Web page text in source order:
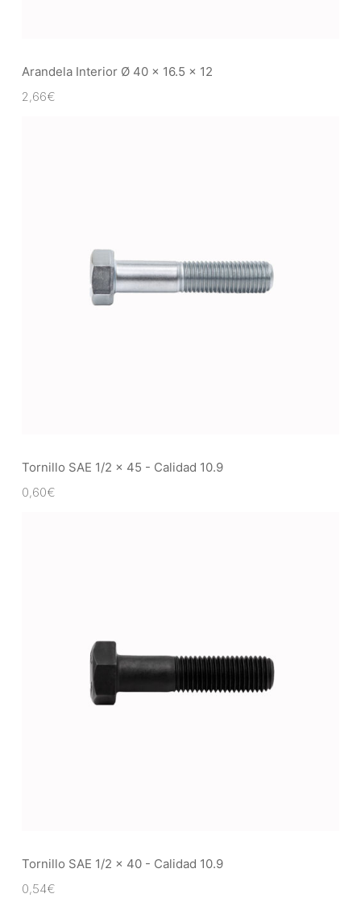
Arandela Interior Ø 40 x 16.5 x 12
2,66€
Tornillo SAE 1/2 x 45 - Calidad 10.9
0,60€
Tornillo SAE 1/2 x 40 - Calidad 10.9
0,54€